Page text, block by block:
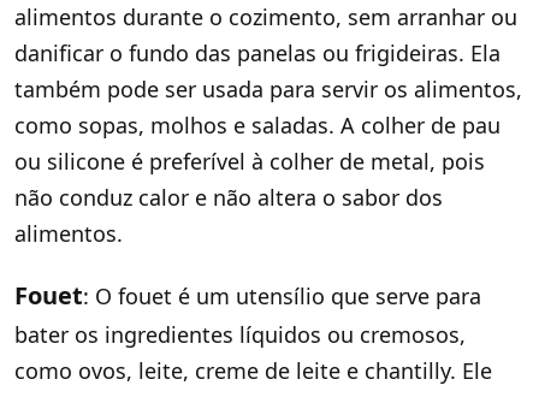
alimentos durante o cozimento, sem arranhar ou
danificar o fundo das panelas ou frigideiras. Ela
também pode ser usada para servir os alimentos,
como sopas, molhos e saladas. A colher de pau
ou silicone é preferível à colher de metal, pois
não conduz calor e não altera o sabor dos
alimentos.
Fouet: O fouet é um utensílio que serve para
bater os ingredientes líquidos ou cremosos,
como ovos, leite, creme de leite e chantilly. Ele